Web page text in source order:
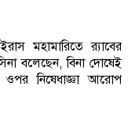
মহামারিতে র‌্যাবের
বলেছেন, বিনা দোষেই
ওপর নিষেধাজ্ঞা আরোপ